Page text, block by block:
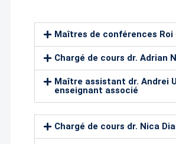
Maîtres de conférences Roi
Chargé de cours dr. Adrian
Maître assistant dr. Andrei
enseignant associé
Chargé de cours dr. Nica